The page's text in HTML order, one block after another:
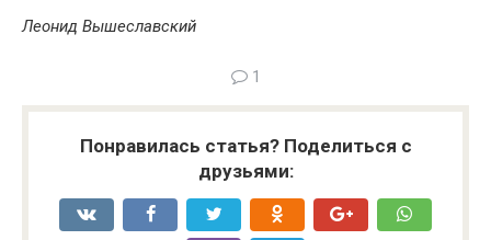
Леонид Вышеславский
1
Понравилась статья? Поделиться с
друзьями: